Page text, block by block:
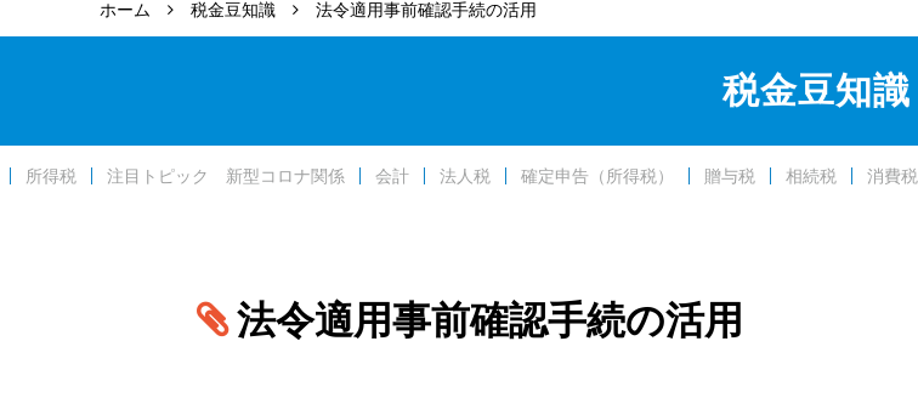
ホーム 税金豆知識 法令適用事前確認手続の活用
税金豆知識
所得税 注目トピック 新型コロナ関係 会計 法人税 確定申告（所得税） 贈与税 相続税 消費税
法令適用事前確認手続の活用